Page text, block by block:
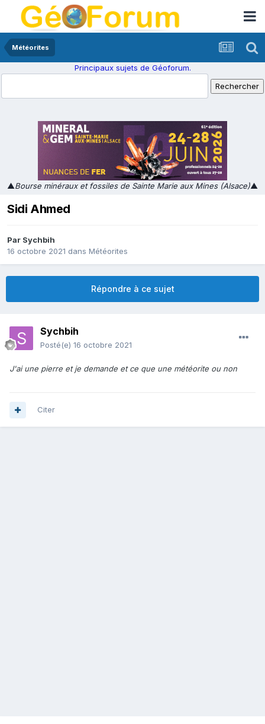
Météorites
Principaux sujets de Géoforum.
▲Bourse minéraux et fossiles de Sainte Marie aux Mines (Alsace)▲
Sidi Ahmed
Par Sychbih
16 octobre 2021 dans Météorites
Répondre à ce sujet
Sychbih
Posté(e) 16 octobre 2021
J'ai une pierre et je demande et ce que une météorite ou non
Citer